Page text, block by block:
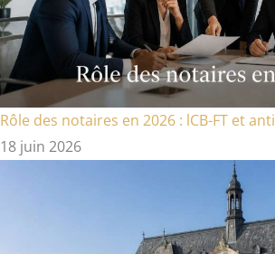
Rôle des notaires en 2026 : lCB-FT et
18 juin 2026